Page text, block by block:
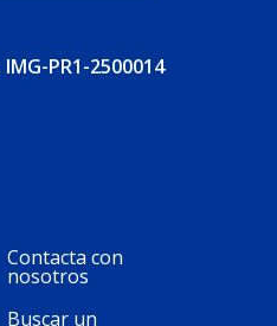
PR1-2500014
Footer
Contacta con
nosotros
Buscar un